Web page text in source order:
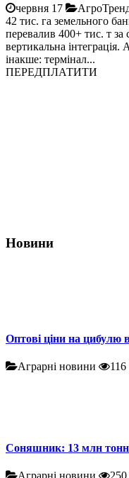
червня 17
42 тис. га земельного
перевалив 400+ тис. т за
вертикальна
інакше: термінал...
ПЕРЕДПЛАТИТИ
Новини
Оптові ціни на цибулю
Аграрні новини 116
Соняшник: 13 млн тонн
Аграрні новини 250